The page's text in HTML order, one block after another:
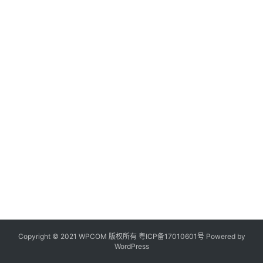
Copyright © 2021 WPCOM 版权所有 粤ICP备17010601号 Powered by
WordPress